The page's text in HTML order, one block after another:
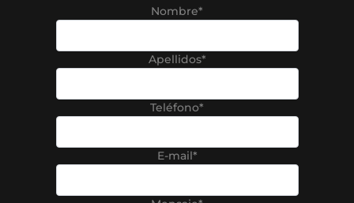
Nombre*
Apellidos*
Teléfono*
E-mail*